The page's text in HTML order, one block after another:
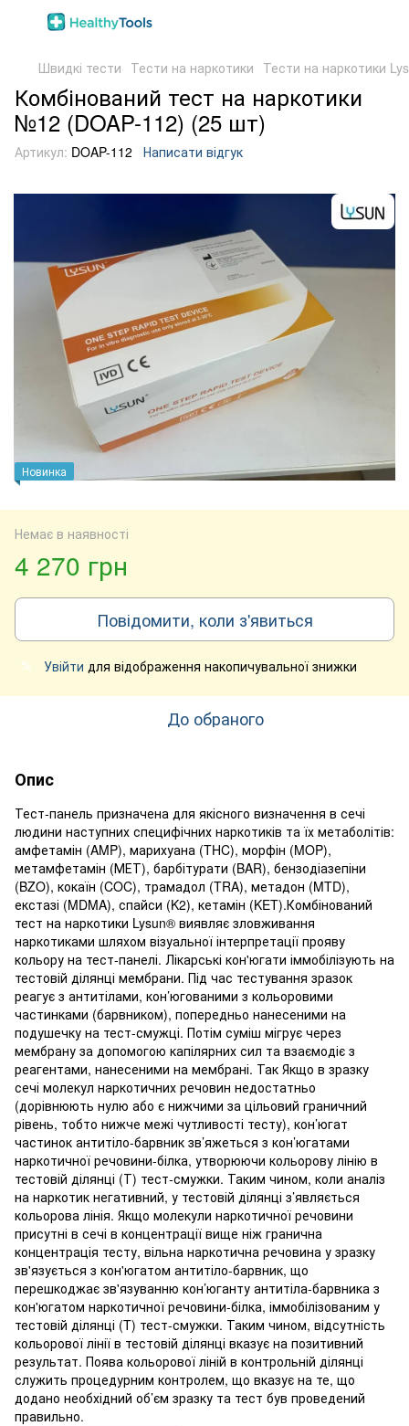
Швидкі тести Тести на наркотики Тести на наркотики
Комбінований тест на наркотики
№12 (DOAP-112) (25 шт)
Артикул: DOAP-112 Написати відгук
Новинка
Немає в наявності
4 270 грн
Повідомити, коли з'явиться
% Увійти для відображення накопичувальної знижки
До обраного
Опис
Тест-панель призначена для якісного визначення в сечі
людини наступних специфічних наркотиків та їх метаболітів:
амфетамін (AMP), марихуана (THC), морфін (MOP),
метамфетамін (МЕТ), барбітурати (BAR), бензодіазепіни
(BZO), кокаїн (COC), трамадол (TRA), метадон (MTD),
екстазі (MDMA), спайси (K2), кетамін (KET).Комбінований
тест на наркотики Lysun® виявляє зловживання
наркотиками шляхом візуальної інтерпретації прояву
кольору на тест-панелі. Лікарські кон'югати іммобілізують на
тестовій ділянці мембрани. Під час тестування зразок
реагує з антитілами, кон’югованими з кольоровими
частинками (барвником), попередньо нанесеними на
подушечку на тест-смужці. Потім суміш мігрує через
мембрану за допомогою капілярних сил та взаємодіє з
реагентами, нанесеними на мембрані. Так Якщо в зразку
сечі молекул наркотичних речовин недостатньо
(дорівнюють нулю або є нижчими за цільовий граничний
рівень, тобто нижче межі чутливості тесту), кон’югат
частинок антитіло-барвник зв’яжеться з кон’югатами
наркотичної речовини-білка, утворюючи кольорову лінію в
тестовій ділянці (Т) тест-смужки. Таким чином, коли аналіз
на наркотик негативний, у тестовій ділянці з’являється
кольорова лінія. Якщо молекули наркотичної речовини
присутні в сечі в концентрації вище ніж гранична
концентрація тесту, вільна наркотична речовина у зразку
зв'язується з кон'югатом антитіло-барвник, що
перешкоджає зв'язуванню кон’юганту антитіла-барвника з
кон'югатом наркотичної речовини-білка, іммобілізованим у
тестовій ділянці (T) тест-смужки. Таким чином, відсутність
кольорової лінії в тестовій ділянці вказує на позитивний
результат. Поява кольорової ліній в контрольній ділянці
служить процедурним контролем, що вказує на те, що
додано необхідний об’єм зразку та тест був проведений
правильно.